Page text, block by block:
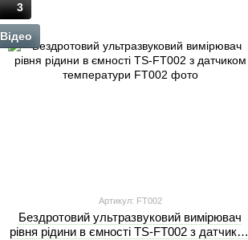
3
Відео
Артикул: FT002
Бездротовий ультразвуковий вимірювач
рівня рідини в ємності TS-FT002 з датчиком